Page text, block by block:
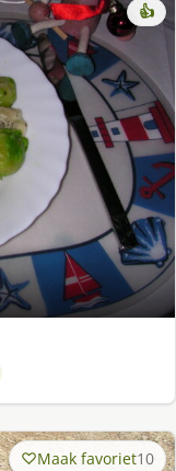
👍
Maak favoriet10